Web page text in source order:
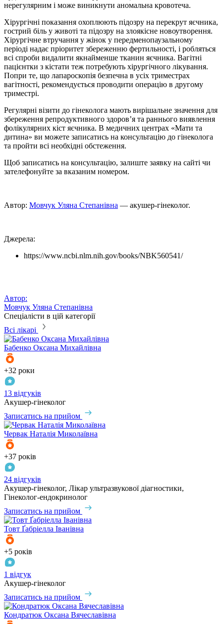
нерегулярним і може виникнути аномальна кровотеча.
Хірургічні показання охоплюють підозру на перекрут яєчника,
гострий біль у животі та підозру на злоякісне новоутворення.
Хірургічне втручання у жінок у передменопаузальному
періоді надає пріоритет збереженню фертильності, і робляться
всі спроби видалити якнайменше тканин яєчника. Вагітні
пацієнтки з кістати теж потребують хірургічного лікування.
Попри те, що лапароскопія безпечна в усіх триместрах
вагітності, рекомендується проводити операцію в другому
триместрі.
Регулярні візити до гінеколога мають вирішальне значення для
збереження репродуктивного здоров’я та раннього виявлення
фолікулярних кіст яєчника. В медичних центрах «Мати та
дитина» ви можете записатись на консультацію до гінеколога
та пройти всi необхiднi обстеження.
Щоб записатись на консультацію, залиште заявку на сайті чи
зателефонуйте за вказаним номером.
Автор: Мовчук Уляна Степанівна — акушер-гінеколог.
Джерела:
https://www.ncbi.nlm.nih.gov/books/NBK560541/
Автор:
Мовчук Уляна Степанівна
Спеціалісти в цій категорії
Всі лікарі
Бабенко Оксана Михайлівна
+32 роки
13 відгуків
Акушер-гінеколог
Записатись на прийом
Червак Наталія Миколаївна
+37 років
24 відгуків
Акушер-гінеколог, Лікар ультразвукової діагностики,
Гінеколог-ендокринолог
Записатись на прийом
Товт Ґабріелла Іванівна
+5 років
1 відгук
Акушер-гінеколог
Записатись на прийом
Кондратюк Оксана Вячеславівна